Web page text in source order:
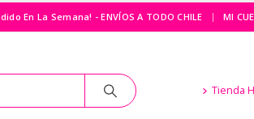
En La Semana! - ENVÍOS A TODO CHILE | MI
Tienda